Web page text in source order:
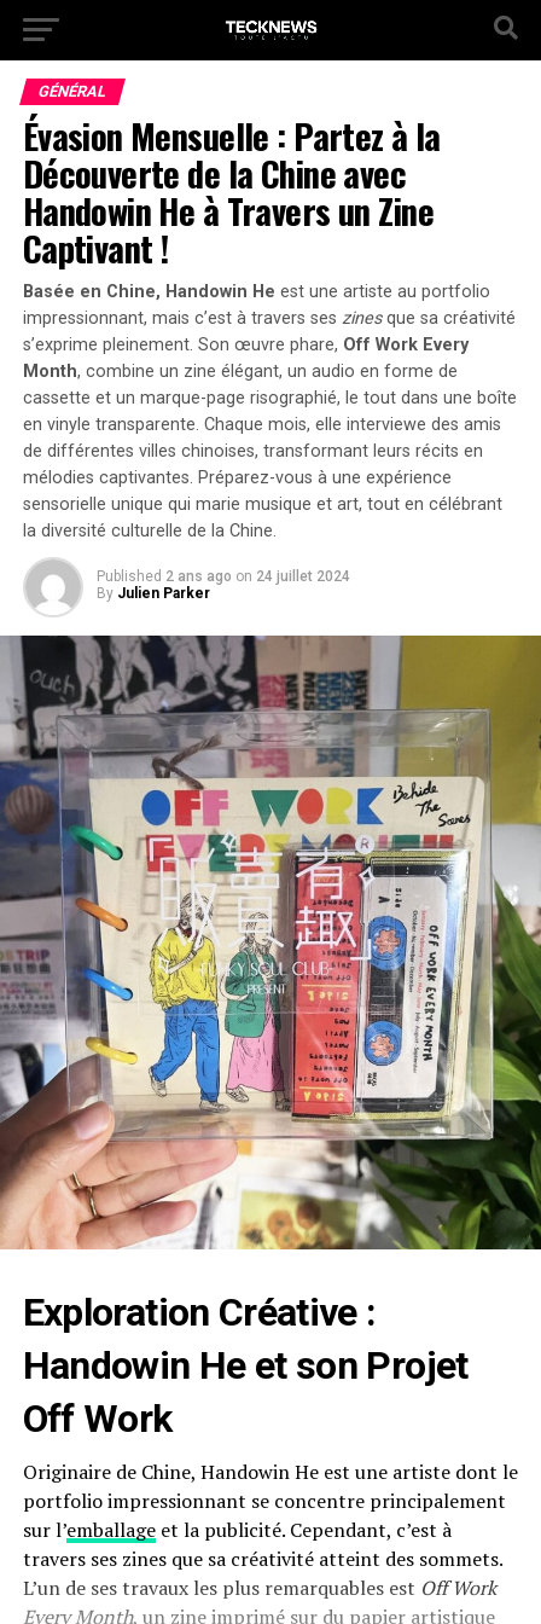
GÉNÉRAL
Évasion Mensuelle : Partez à la
Découverte de la Chine avec
Handowin He à Travers un Zine
Captivant !
Basée en Chine, Handowin He est une artiste au portfolio
impressionnant, mais c’est à travers ses zinesque sa créativité
s’exprime pleinement. Son œuvre phare, Off Work Every
Month, combine un zine élégant, un audio en forme de
cassette et un marque-page risographié, le tout dans une boîte
en vinyle transparente. Chaque mois, elle interviewe des amis
de différentes villes chinoises, transformant leurs récits en
mélodies captivantes. Préparez-vous à une expérience
sensorielle unique qui marie musique et art, tout en célébrant
la diversité culturelle de la Chine.
Published 2 ans ago on 24 juillet 2024
By Julien Parker
Exploration Créative :
Handowin He et son Projet
Off Work
Originaire de Chine, Handowin He est une artiste dont le
portfolio impressionnant se concentre principalement
sur l’emballageet la publicité. Cependant, c’est à
travers ses zines que sa créativité atteint des sommets.
L’un de ses travaux les plus remarquables est Off Work
Every Month, un zineimprimé sur du papier artistique